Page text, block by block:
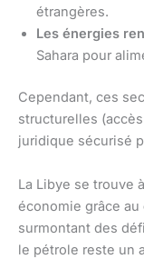
étrangères.
Les énergies
Sahara pour
Cependant, ces
structurelles
juridique sécurisé
La Libye se trouve
économie grâce au
surmontant des
le pétrole reste un